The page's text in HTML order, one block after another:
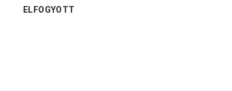
ELFOGYOTT